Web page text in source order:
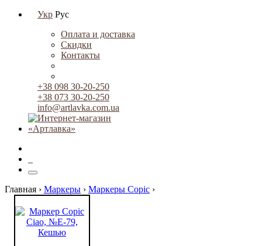
Укр Рус
Оплата и доставка
Скидки
Контакты
+38 098 30-20-250
+38 073 30-20-250
info@artlavka.com.ua
Главная › Маркеры › Маркеры Copic ›